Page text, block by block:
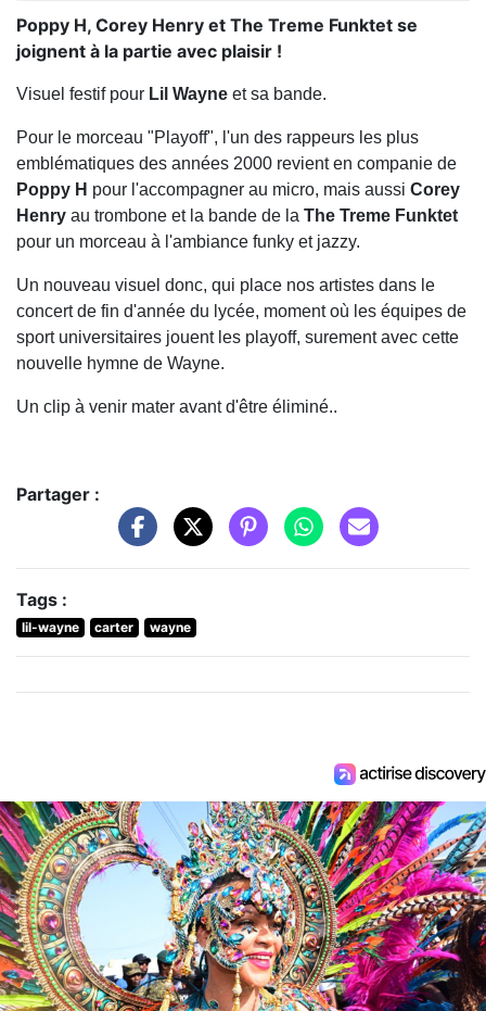
Poppy H, Corey Henry et The Treme Funktet se
joignent à la partie avec plaisir !
Visuel festif pour Lil Wayne et sa bande.
Pour le morceau "Playoff", l'un des rappeurs les plus
emblématiques des années 2000 revient en companie de
Poppy H pour l'accompagner au micro, mais aussi Corey
Henry au trombone et la bande de la The Treme Funktet
pour un morceau à l'ambiance funky et jazzy.
Un nouveau visuel donc, qui place nos artistes dans le
concert de fin d'année du lycée, moment où les équipes de
sport universitaires jouent les playoff, surement avec cette
nouvelle hymne de Wayne.
Un clip à venir mater avant d'être éliminé..
Partager :
Tags :
lil-wayne carter wayne